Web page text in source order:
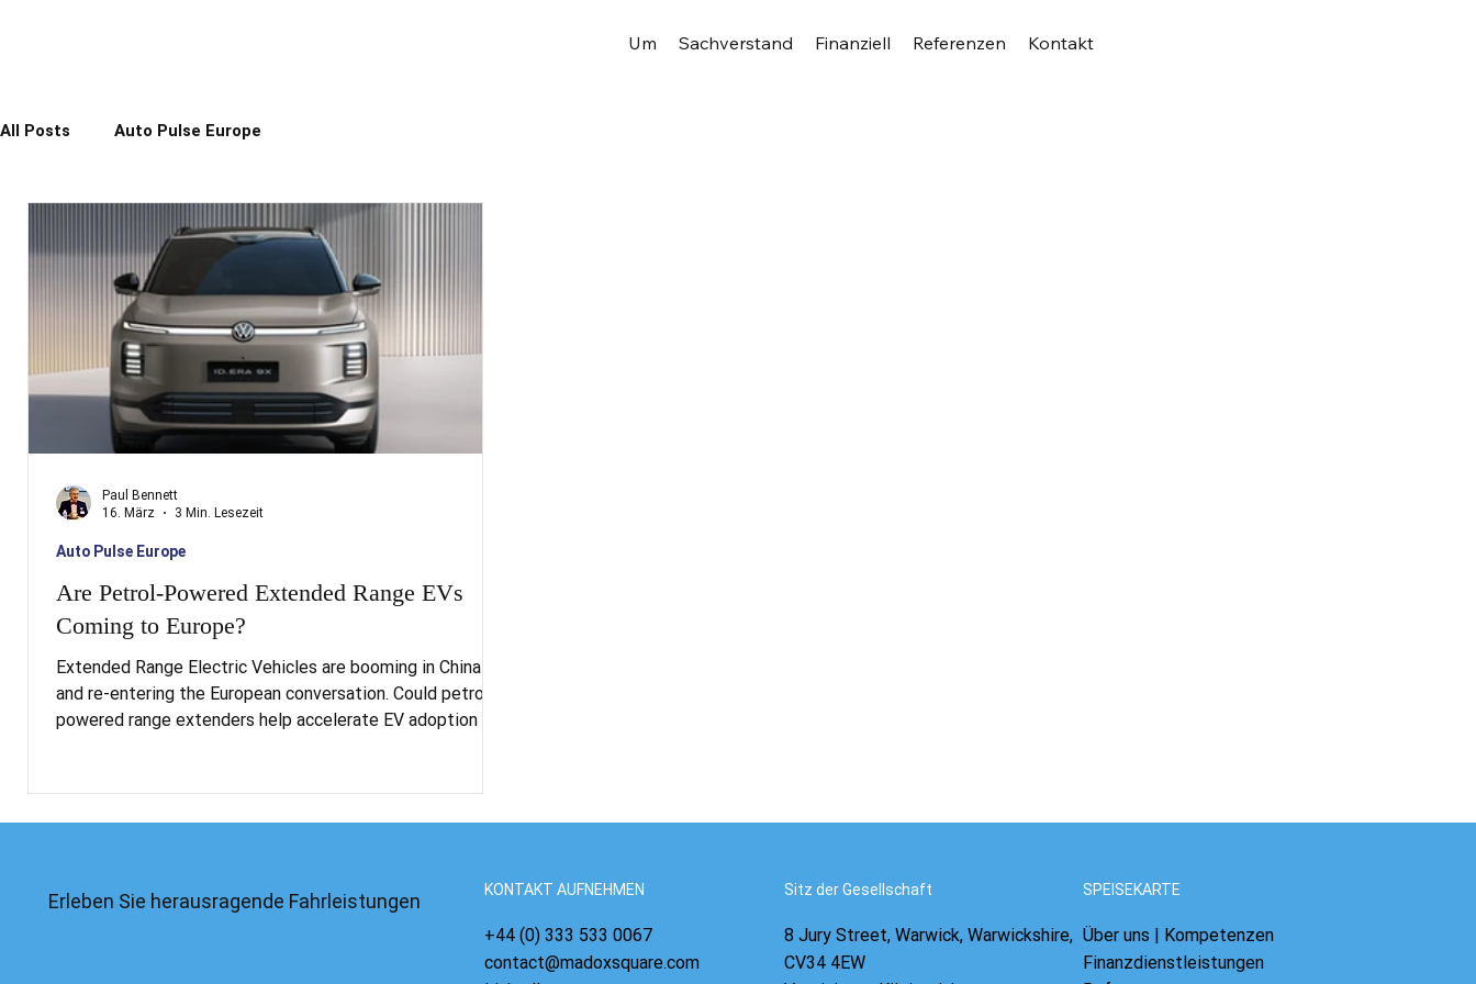
Um Sachverstand Finanziell Referenzen Kontakt
All Posts Auto Pulse Europe
Are Petrol-Powered Extended Range EVs
Coming to Europe?
Extended Range Electric Vehicles are booming in China
and re-entering the European conversation. Could petrol-
powered range extenders help accelerate EV adoption —
Auto Pulse Europe
Paul Bennett
16. März
3 Min. Lesezeit
+44 (0) 333 533 0067
contact@madoxsquare.com
KONTAKT AUFNEHMEN
8 Jury Street, Warwick, Warwickshire,
CV34 4EW
Sitz der Gesellschaft
Über uns | Kompetenzen
Finanzdienstleistungen
SPEISEKARTE
Erleben Sie herausragende Fahrleistungen